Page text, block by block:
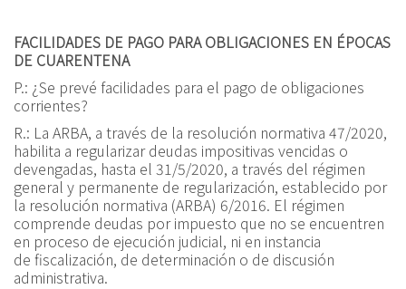
FACILIDADES DE PAGO PARA OBLIGACIONES EN ÉPOCAS
DE CUARENTENA
P.: ¿Se prevé facilidades para el pago de obligaciones
corrientes?
R.: La ARBA, a través de la resolución normativa 47/2020,
habilita a regularizar deudas impositivas vencidas o
devengadas, hasta el 31/5/2020, a través del régimen
general y permanente de regularización, establecido por
la resolución normativa (ARBA) 6/2016. El régimen
comprende deudas por impuesto que no se encuentren
en proceso de ejecución judicial, ni en instancia
de fiscalización, de determinación o de discusión
administrativa.